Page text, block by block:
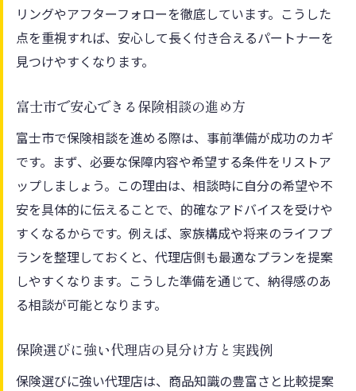
リングやアフターフォローを徹底しています。こうした
点を重視すれば、安心して長く付き合えるパートナーを
見つけやすくなります。
富士市で安心できる保険相談の進め方
富士市で保険相談を進める際は、事前準備が成功のカギ
です。まず、必要な保障内容や希望する条件をリストア
ップしましょう。この理由は、相談時に自分の希望や不
安を具体的に伝えることで、的確なアドバイスを受けや
すくなるからです。例えば、家族構成や将来のライフプ
ランを整理しておくと、代理店側も最適なプランを提案
しやすくなります。こうした準備を通じて、納得感のあ
る相談が可能となります。
保険選びに強い代理店の見分け方と実践例
保険選びに強い代理店は、商品知識の豊富さと比較提案